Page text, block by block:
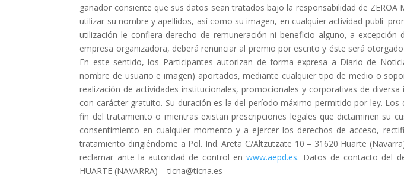
ganador consiente que sus datos sean tratados bajo la responsabilidad de ZEROA
utilizar su nombrey apellidos, así como su imagen, en cualquier actividad publi–
utilización le confiera derecho de remuneración ni beneficio alguno, a excepción
empresa organizadora, deberárenunciar al premio por escrito y éste será
En este sentido, los Participantes autorizan de forma expresa a Diario de
nombre de usuario e imagen) aportados, mediante cualquier tipo de medio o
realización de actividadesinstitucionales, promocionales y corporativas de
con carácter gratuito. Su duración es la del período máximo permitido por ley. Los
fin del tratamiento o mientras existan prescripciones legales que dictaminen su
consentimiento en cualquier momento y a ejercer los derechos de acceso,
tratamiento dirigiéndome a Pol. Ind. Areta C/Altzutzate 10 – 31620 Huarte (Navarra
reclamar ante la autoridad de control enwww.aepd.es. Datos de contacto del
HUARTE (NAVARRA) – ticna@ticna.es